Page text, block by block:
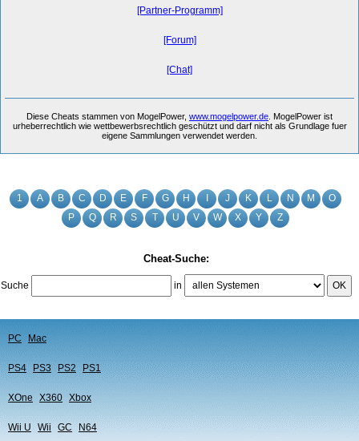
1 A B C D E F G H J K L N M
O
P
Q R S T U V W X Y Z
Cheat-Suche:
Suche in OK
PC Mac
PS4 PS3 PS2 PS1
XOne X360 Xbox
Wii U Wii GC N64
[Partner-Programm]
[Forum]
[Chat]
Diese Cheats stammen von MogelPower, www.mogelpower.de . MogelPower ist
urheberrechtlich wie wettbewerbsrechtlich geschützt und darf nicht als Grundlage fuer
eigene Sammlungen verwendet werden.